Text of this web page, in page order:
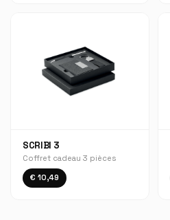
SCRIBI 3
Coffret cadeau 3 pièces
€ 10,49